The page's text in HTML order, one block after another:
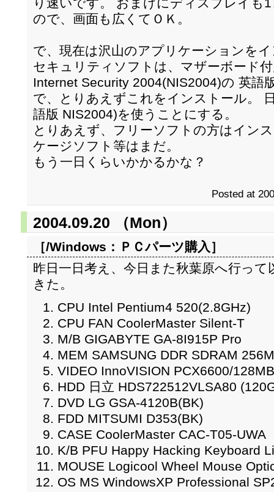
ので、画面も広くてＯＫ。
で、現在は沢山のアプリケーションを
セキュリティソフトは、マザーボード
Internet Security 2004(NIS2004)の 英語
で、とりあえずこれをインストール。
語版 NIS2004)を使うことにする。
とりあえず、フリーソフトの方はイン
ケージソフト等はまだ。
もう一日くらいかかるかな？
Posted at
2004.09.20 （Mon）
［/Windows： ＰＣパーツ購入 ］
昨日一日考え、今日また秋葉原へ行っ
きた。
CPU Intel Pentium4 520(2.8GHz)
CPU FAN CoolerMaster Silent-T
M/B GIGABYTE GA-8I915P Pro
MEM SAMSUNG DDR SDRAM
VIDEO InnoVISION PCX6600/
HDD 日立 HDS722512VLSA80
DVD LG GSA-4120B(BK)
FDD MITSUMI D353(BK)
CASE CoolerMaster CAC-T05-UWA
K/B PFU Happy Hacking Keyboard
MOUSE Logicool Wheel Mouse
OS MS WindowsXP Professional